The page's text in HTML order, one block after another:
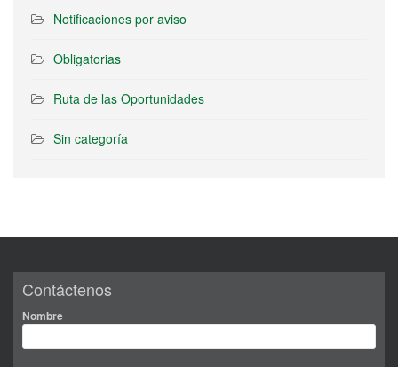
Notificaciones por aviso
Obligatorias
Ruta de las Oportunidades
Sin categoría
Contáctenos
Nombre